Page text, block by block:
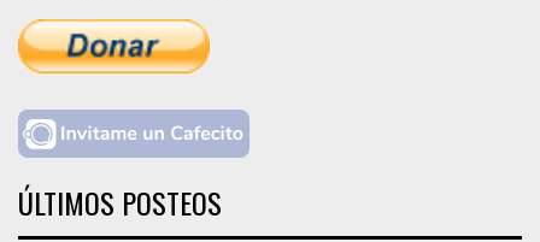
ÚLTIMOS POSTEOS